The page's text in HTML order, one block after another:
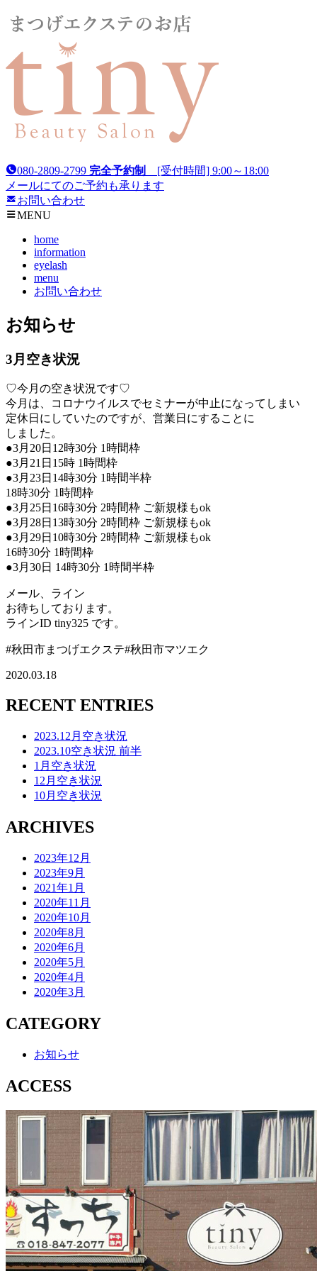
080-2809-2799 完全予約制
[受付時間] 9:00～18:00
メールにてのご予約も承ります
お問い合わせ
MENU
home
information
eyelash
menu
お問い合わせ
お知らせ
3月空き状況
♡今月の空き状況です♡
今月は、コロナウイルスでセミナーが中止になってしまい
定休日にしていたのですが、営業日にすることに
しました。
●3月20日12時30分 1時間枠
●3月21日15時 1時間枠
●3月23日14時30分 1時間半枠
18時30分 1時間枠
●3月25日16時30分 2時間枠 ご新規様もok
●3月28日13時30分 2時間枠 ご新規様もok
●3月29日10時30分 2時間枠 ご新規様もok
16時30分 1時間枠
●3月30日 14時30分 1時間半枠
メール、ライン
お待ちしております。
ラインID tiny325 です。
#秋田市まつげエクステ#秋田市マツエク
2020.03.18
RECENT ENTRIES
2023.12月空き状況
2023.10空き状況 前半
1月空き状況
12月空き状況
10月空き状況
ARCHIVES
2023年12月
2023年9月
2021年1月
2020年11月
2020年10月
2020年8月
2020年6月
2020年5月
2020年4月
2020年3月
CATEGORY
お知らせ
ACCESS